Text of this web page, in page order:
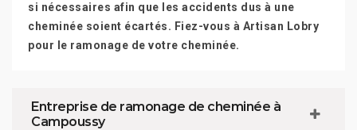
si nécessaires afin que les accidents dus à une
cheminée soient écartés. Fiez-vous à Artisan Lobry
pour le ramonage de votre cheminée.
Entreprise de ramonage de cheminée à
Campoussy